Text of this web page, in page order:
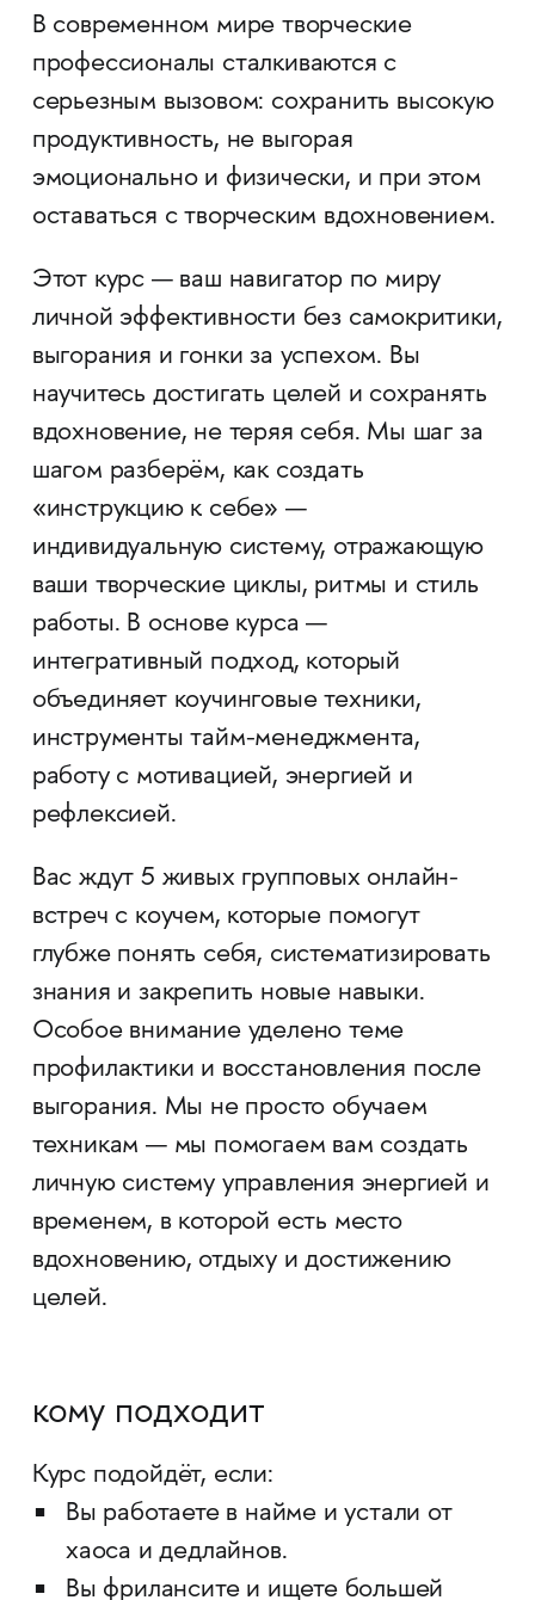
В современном мире творческие
профессионалы сталкиваются с
серьезным вызовом: сохранить высокую
продуктивность, не выгорая
эмоционально и физически, и при этом
оставаться с творческим вдохновением.
Этот курс — ваш навигатор по миру
личной эффективности без самокритики,
выгорания и гонки за успехом. Вы
научитесь достигать целей и сохранять
вдохновение, не теряя себя. Мы шаг за
шагом разберём, как создать
«инструкцию к себе» —
индивидуальную систему, отражающую
ваши творческие циклы, ритмы и стиль
работы. В основе курса —
интегративный подход, который
объединяет коучинговые техники,
инструменты тайм-менеджмента,
работу с мотивацией, энергией и
рефлексией.
Вас ждут 5 живых групповых онлайн-
встреч с коучем, которые помогут
глубже понять себя, систематизировать
знания и закрепить новые навыки.
Особое внимание уделено теме
профилактики и восстановления после
выгорания. Мы не просто обучаем
техникам — мы помогаем вам создать
личную систему управления энергией и
временем, в которой есть место
вдохновению, отдыху и достижению
целей.
кому подходит
Курс подойдёт, если:
Вы работаете в найме и устали от
хаоса и дедлайнов.
Вы фрилансите и ищете большей